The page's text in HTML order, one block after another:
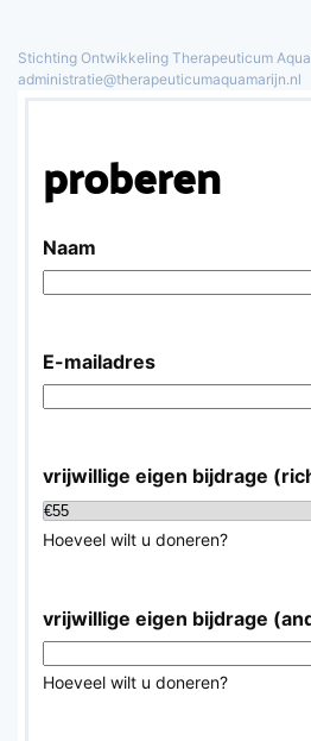
Overslaan en naar de inhoud
Stichting Ontwikkeling Therapeuticum
administratie@therapeuticumaquamarijn.nl
proberen
Naam
E-mailadres
vrijwillige eigen bijdrage
Hoeveel wilt u doneren?
vrijwillige eigen bijdrage
Hoeveel wilt u doneren?